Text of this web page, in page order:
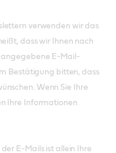
verwenden wir das
dass wir Ihnen nach
angegebene E-Mail-
Bestätigung bitten, dass
Wenn Sie Ihre
Ihre Informationen
E-Mails ist allein Ihre